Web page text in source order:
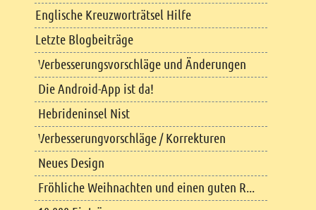
Englische Kreuzworträtsel Hilfe
Letzte Blogbeiträge
Verbesserungsvorschläge und Änderungen
Die Android-App ist da!
Hebrideninsel Nist
Verbesserungvorschläge / Korrekturen
Neues Design
Fröhliche Weihnachten und einen guten R...